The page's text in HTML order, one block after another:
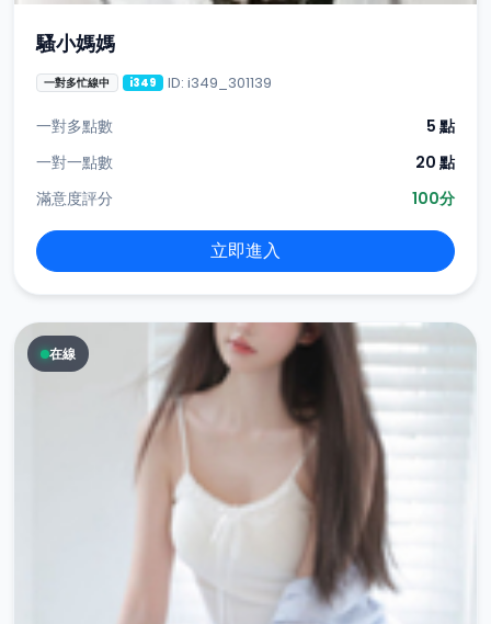
騷小媽媽
一對多忙線中 i349 ID: i349_301139
一對多點數
5 點
一對一點數
20 點
滿意度評分
100分
立即進入
在線